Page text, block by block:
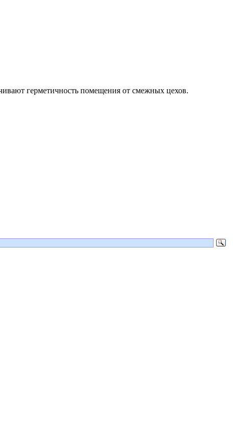
герметичность помещения от смежных цехов.